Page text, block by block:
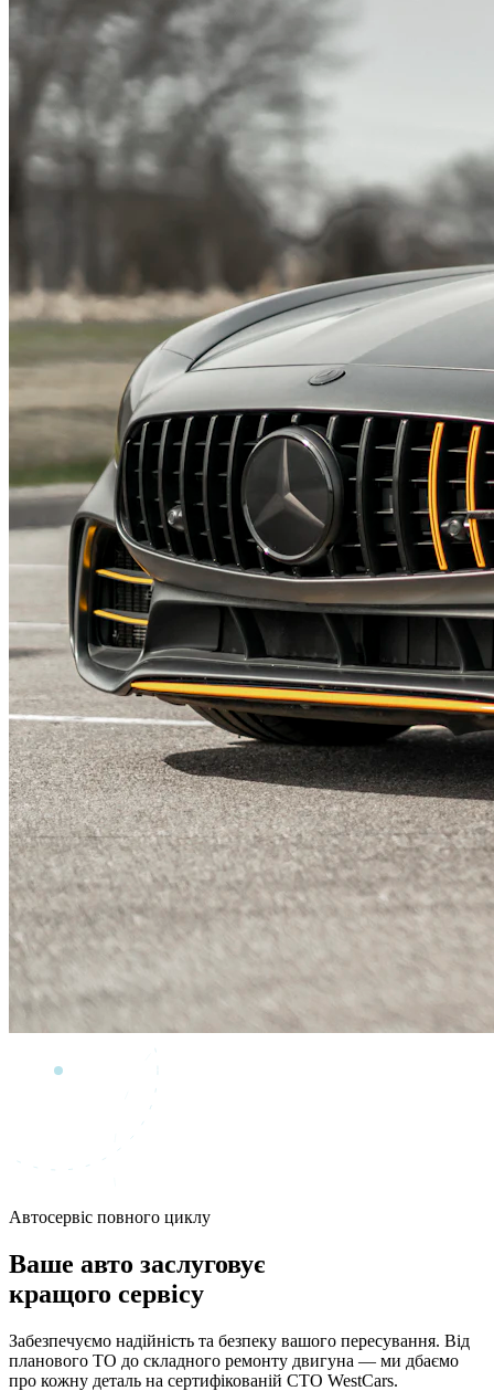
Автосервіс повного циклу
Ваше авто заслуговує
кращого сервісу
Забезпечуємо надійність та безпеку вашого пересування. Від
планового ТО до складного ремонту двигуна — ми дбаємо
про кожну деталь на сертифікованій СТО WestCars.